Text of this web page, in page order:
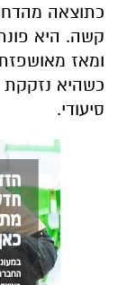
כתוצאה
קשה. היא
ומאז
כשהיא נזקקת
סיעודי.